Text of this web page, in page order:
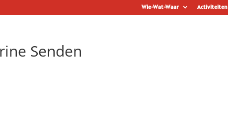
Wie-Wat-Waar Activiteiten
Senden